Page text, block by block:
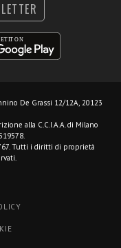
De Grassi 12/12A, 20123
alla C.C.I.A.A. di Milano
Tutti i diritti di proprietà